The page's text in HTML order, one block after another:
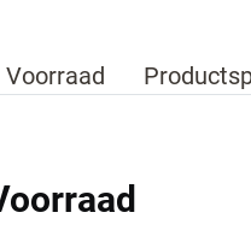
Voorraad